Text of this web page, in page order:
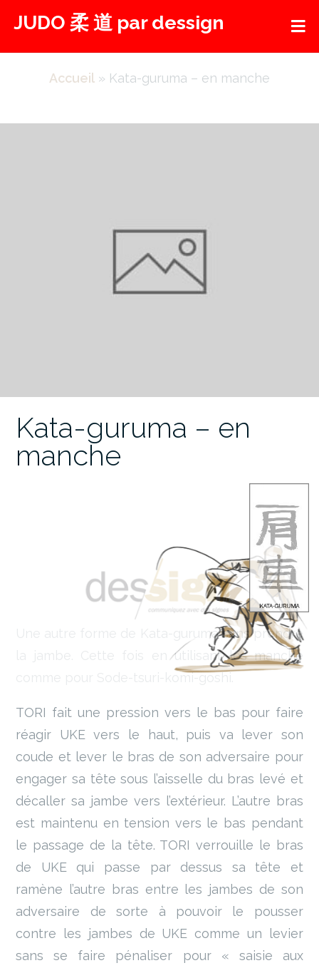
JUDO 柔 道 par dessign
Accueil » Kata-guruma – en manche
Kata-guruma – en
manche
Une autre forme de Kata-guruma sans prendre
la jambe. Cette fois en utilisant les manche
comme pour Sode-tsuri-komi-goshi.
TORI fait une pression vers le bas pour faire
réagir UKE vers le haut, puis va lever son
coude et lever le bras de son adversaire pour
engager sa tête sous l’aisselle du bras levé et
décaller sa jambe vers l’extérieur. L’autre bras
est maintenu en tension vers le bas pendant
le passage de la tête. TORI verrouille le bras
de UKE qui passe par dessus sa tête et
ramène l’autre bras entre les jambes de son
adversaire de sorte à pouvoir le pousser
contre les jambes de UKE comme un levier
sans se faire pénaliser pour « saisie aux